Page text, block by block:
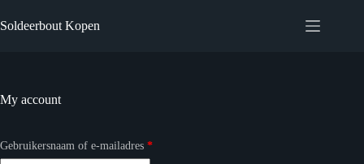
naar
Soldeerbout Kopen
My account
Gebruikersnaam of e-mailadres *Vereist